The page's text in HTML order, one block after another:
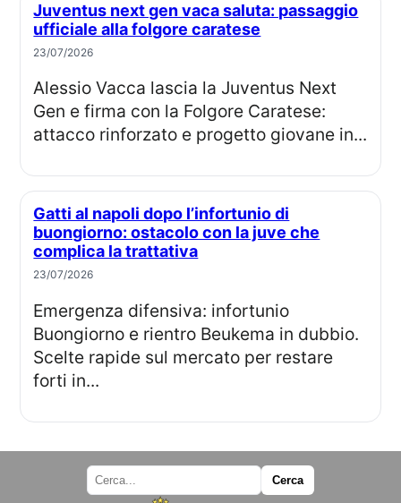
Juventus next gen vaca saluta: passaggio
ufficiale alla folgore caratese
23/07/2026
Alessio Vacca lascia la Juventus Next
Gen e firma con la Folgore Caratese:
attacco rinforzato e progetto giovane in...
Gatti al napoli dopo l’infortunio di
buongiorno: ostacolo con la juve che
complica la trattativa
23/07/2026
Emergenza difensiva: infortunio
Buongiorno e rientro Beukema in dubbio.
Scelte rapide sul mercato per restare
forti in...